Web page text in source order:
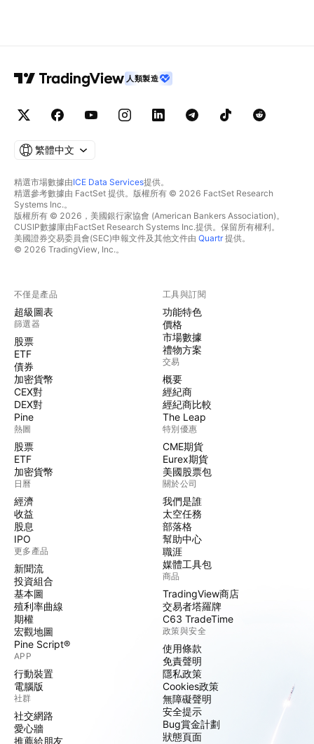
人類製造
繁體中文
精選市場數據由ICE Data Services提供。
精選參考數據由 FactSet 提供。版權所有 © 2026 FactSet Research
Systems Inc.。
版權所有 © 2026，美國銀行家協會 (American Bankers Association)。
CUSIP數據庫由FactSet Research Systems Inc.提供。保留所有權利。
美國證券交易委員會(SEC)申報文件及其他文件由 Quartr提供。
© 2026 TradingView, Inc.。
不僅是產品
超級圖表
篩選器
股票
ETF
債券
加密貨幣
CEX對
DEX對
Pine
熱圖
股票
ETF
加密貨幣
日曆
經濟
收益
股息
IPO
更多產品
新聞流
投資組合
基本圖
殖利率曲線
期權
宏觀地圖
Pine Script®
APP
行動裝置
電腦版
社群
社交網路
愛心牆
推薦給朋友
工具與訂閱
功能特色
價格
市場數據
禮物方案
交易
概要
經紀商
經紀商比較
The Leap
特別優惠
CME期貨
Eurex期貨
美國股票包
關於公司
我們是誰
太空任務
部落格
幫助中心
職涯
媒體工具包
商品
TradingView商店
交易者塔羅牌
C63 TradeTime
政策與安全
使用條款
免責聲明
隱私政策
Cookies政策
無障礙聲明
安全提示
Bug賞金計劃
狀態頁面